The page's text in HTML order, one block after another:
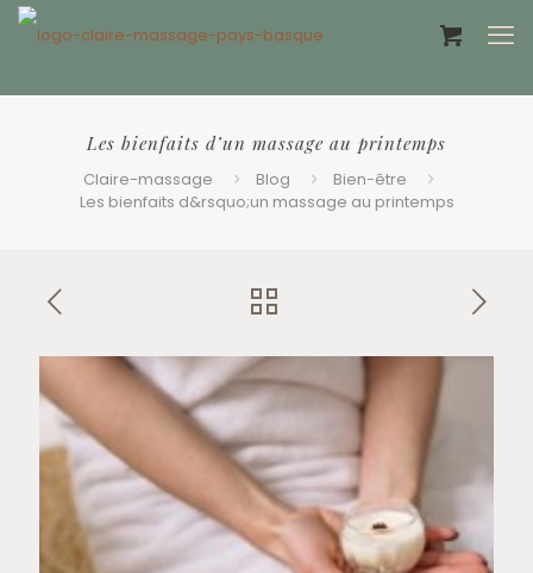
Les bienfaits d’un massage au printemps
Claire-massage Blog
Bien-être
Les bienfaits d&rsquo;un massage au printemps
Offrir un bon cadeau ❤️